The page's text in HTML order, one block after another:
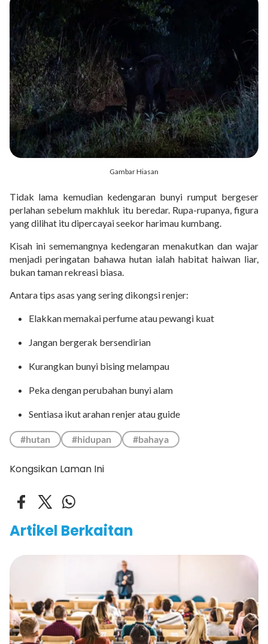
Gambar Hiasan
Tidak lama kemudian kedengaran bunyi rumput bergeser
perlahan sebelum makhluk itu beredar. Rupa-rupanya, figura
yang dilihat itu dipercayai seekor harimau kumbang.
Kisah ini sememangnya kedengaran menakutkan dan wajar
menjadi peringatan bahawa hutan ialah habitat haiwan liar,
bukan taman rekreasi biasa.
Antara tips asas yang sering dikongsi renjer:
Elakkan memakai perfume atau pewangi kuat
Jangan bergerak bersendirian
Kurangkan bunyi bising melampau
Peka dengan perubahan bunyi alam
Sentiasa ikut arahan renjer atau guide
#hutan #hidupan #bahaya
Kongsikan Laman Ini
Artikel Berkaitan